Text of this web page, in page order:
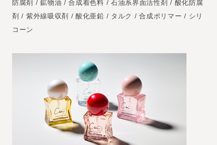
防腐剤 / 鉱物油 / 合成着色料 / 石油系界面活性剤 / 酸化防腐
剤 / 紫外線吸収剤 / 酸化亜鉛 / タルク / 合成ポリマー / シリ
コーン